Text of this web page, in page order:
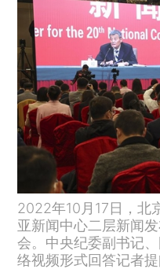
2022年10月17日，北
亚新闻中心二层新闻
会。中央纪委副书记
络视频形式回答记者